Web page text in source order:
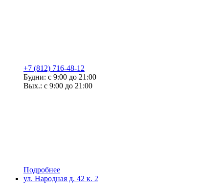
+7 (812) 716-48-12
Будни: с 9:00 до 21:00
Вых.: с 9:00 до 21:00
Подробнее
ул. Народная д. 42 к. 2